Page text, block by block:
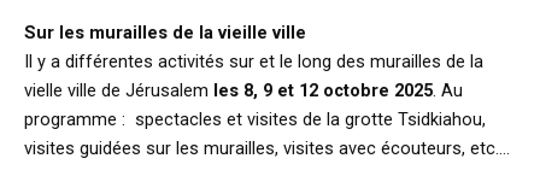
Sur les murailles de la vieille ville
Il y a différentes activités sur et le long des murailles de la
vielle ville de Jérusalem les 8, 9 et 12 octobre 2025. Au
programme : spectacles et visites de la grotte Tsidkiahou,
visites guidées sur les murailles, visites avec écouteurs, etc….